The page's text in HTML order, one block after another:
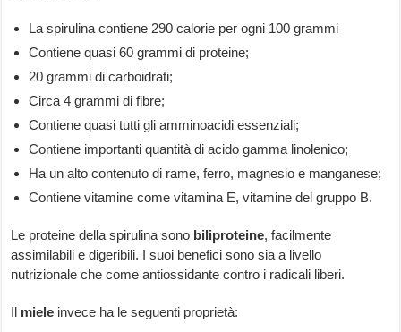
La spirulina contiene 290 calorie per ogni 100 grammi
Contiene quasi 60 grammi di proteine;
20 grammi di carboidrati;
Circa 4 grammi di fibre;
Contiene quasi tutti gli amminoacidi essenziali;
Contiene importanti quantità di acido gamma linolenico;
Ha un alto contenuto di rame, ferro, magnesio e manganese;
Contiene vitamine come vitamina E, vitamine del gruppo B.
Le proteine della spirulina sono biliproteine, facilmente
assimilabili e digeribili. I suoi benefici sono sia a livello
nutrizionale che come antiossidante contro i radicali liberi.
Il miele invece ha le seguenti proprietà: